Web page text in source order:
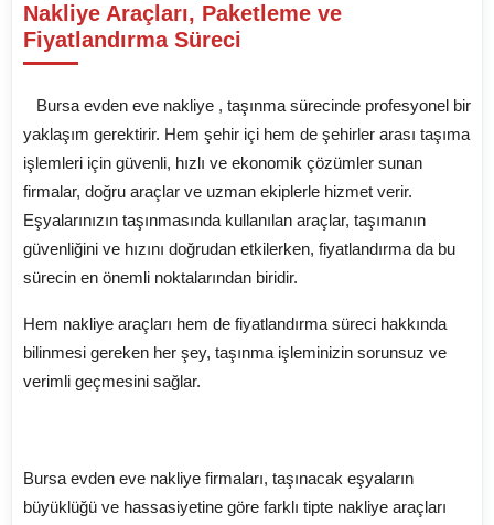
Nakliye Araçları, Paketleme ve
Fiyatlandırma Süreci
Bursa evden eve nakliye , taşınma sürecinde profesyonel bir
yaklaşım gerektirir. Hem şehir içi hem de şehirler arası taşıma
işlemleri için güvenli, hızlı ve ekonomik çözümler sunan
firmalar, doğru araçlar ve uzman ekiplerle hizmet verir.
Eşyalarınızın taşınmasında kullanılan araçlar, taşımanın
güvenliğini ve hızını doğrudan etkilerken, fiyatlandırma da bu
sürecin en önemli noktalarından biridir.
Hem nakliye araçları hem de fiyatlandırma süreci hakkında
bilinmesi gereken her şey, taşınma işleminizin sorunsuz ve
verimli geçmesini sağlar.
Bursa evden eve nakliye firmaları, taşınacak eşyaların
büyüklüğü ve hassasiyetine göre farklı tipte nakliye araçları